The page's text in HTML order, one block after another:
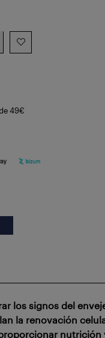
los signos del
la renovación
nutrición
49€